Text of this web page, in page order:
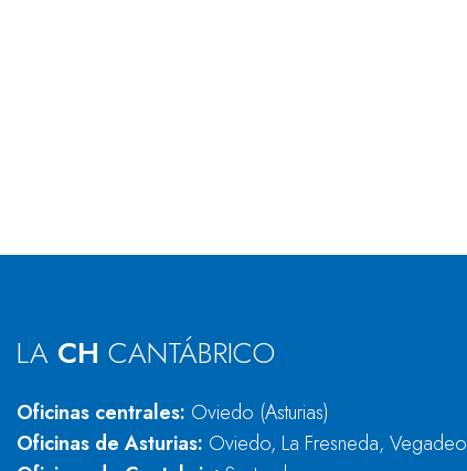
LA CH CANTÁBRICO
Oficinas centrales: Oviedo (Asturias)
Oficinas de Asturias: Oviedo, La Fresneda, Vegadeo